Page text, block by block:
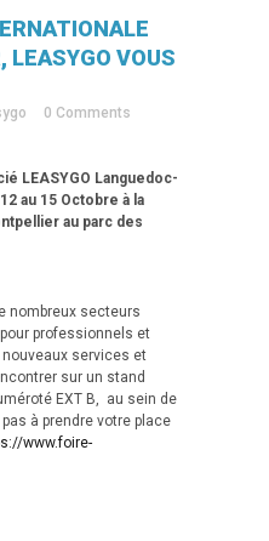
LEASYGO VOUS
0 Comments
LEASYGO Languedoc-
au 15 Octobre à la
au parc des
nombreux secteurs
pour professionnels et
services et
sur un stand
EXT B, au sein de
pas à prendre votre place
www.foire-